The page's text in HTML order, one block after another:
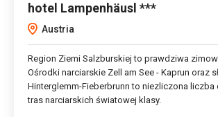
hotel Lampenhäusl ***
Austria
Region Ziemi Salzburskiej to prawdziwa
Ośrodki narciarskie Zell am See - Kaprun oraz
Hinterglemm-Fieberbrunn to niezliczona liczba
tras narciarskich światowej klasy.